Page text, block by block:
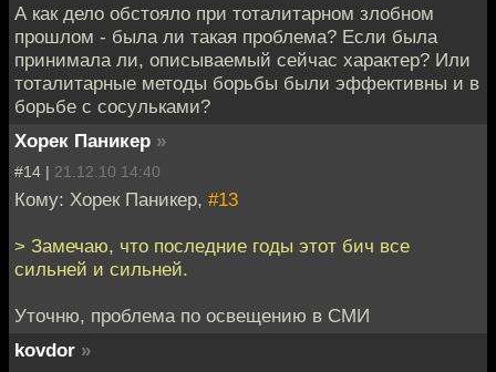
А как дело обстояло при тоталитарном злобном
прошлом - была ли такая проблема? Если была
принимала ли, описываемый сейчас характер? Или
тоталитарные методы борьбы были эффективны и в
борьбе с сосульками?
Хорек Паникер »
#14 | 21.12.10 14:40
Кому: Хорек Паникер, #13
> Замечаю, что последние годы этот бич все
сильней и сильней.
Уточню, проблема по освещению в СМИ
kovdor »